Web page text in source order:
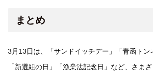
まとめ
3月13日は、「サンドイッチデー」「青函トン
「新選組の日」「漁業法記念日」など、さま